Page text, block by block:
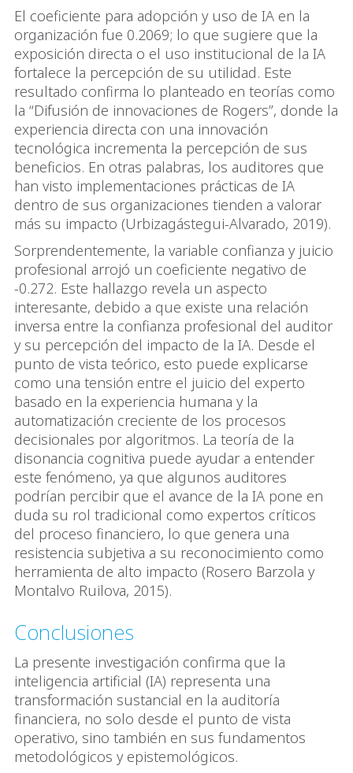
El coeficiente para adopción y uso de IA en la
organización fue 0.2069; lo que sugiere que la
exposición directa o el uso institucional de la IA
fortalece la percepción de su utilidad. Este
resultado confirma lo planteado en teorías como
la “Difusión de innovaciones de Rogers”, donde la
experiencia directa con una innovación
tecnológica incrementa la percepción de sus
beneficios. En otras palabras, los auditores que
han visto implementaciones prácticas de IA
dentro de sus organizaciones tienden a valorar
más su impacto (Urbizagástegui-Alvarado, 2019).
Sorprendentemente, la variable confianza y juicio
profesional arrojó un coeficiente negativo de
-0.272. Este hallazgo revela un aspecto
interesante, debido a que existe una relación
inversa entre la confianza profesional del auditor
y su percepción del impacto de la IA. Desde el
punto de vista teórico, esto puede explicarse
como una tensión entre el juicio del experto
basado en la experiencia humana y la
automatización creciente de los procesos
decisionales por algoritmos. La teoría de la
disonancia cognitiva puede ayudar a entender
este fenómeno, ya que algunos auditores
podrían percibir que el avance de la IA pone en
duda su rol tradicional como expertos críticos
del proceso financiero, lo que genera una
resistencia subjetiva a su reconocimiento como
herramienta de alto impacto (Rosero Barzola y
Montalvo Ruilova, 2015).
Conclusiones
La presente investigación confirma que la
inteligencia artificial (IA) representa una
transformación sustancial en la auditoría
financiera, no solo desde el punto de vista
operativo, sino también en sus fundamentos
metodológicos y epistemológicos.